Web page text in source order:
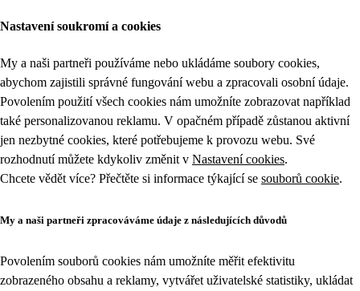
Nastavení soukromí a cookies
My a naši partneři používáme nebo ukládáme soubory cookies,
abychom zajistili správné fungování webu a zpracovali osobní údaje.
Povolením použití všech cookies nám umožníte zobrazovat například
také personalizovanou reklamu. V opačném případě zůstanou aktivní
jen nezbytné cookies, které potřebujeme k provozu webu. Své
rozhodnutí můžete kdykoliv změnit v Nastavení cookies.
Chcete vědět více? Přečtěte si informace týkající se souborů cookie.
My a naši partneři zpracováváme údaje z následujících důvodů
Povolením souborů cookies nám umožníte měřit efektivitu
zobrazeného obsahu a reklamy, vytvářet uživatelské statistiky, ukládat